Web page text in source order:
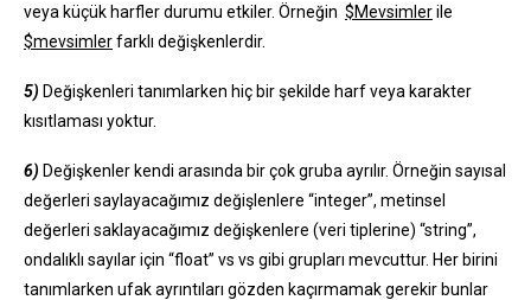
veya küçük harfler durumu etkiler. Örneğin $Mevsimlerile
$mevsimlerfarklı değişkenlerdir.
5) Değişkenleri tanımlarken hiç bir şekilde harf veya karakter
kısıtlaması yoktur.
6) Değişkenler kendi arasında bir çok gruba ayrılır. Örneğin sayısal
değerleri saylayacağımız değişlenlere “integer”, metinsel
değerleri saklayacağımız değişkenlere (veri tiplerine) “string”,
ondalıklı sayılar için “float” vs vs gibi grupları mevcuttur. Her birini
tanımlarken ufak ayrıntıları gözden kaçırmamak gerekir bunlar